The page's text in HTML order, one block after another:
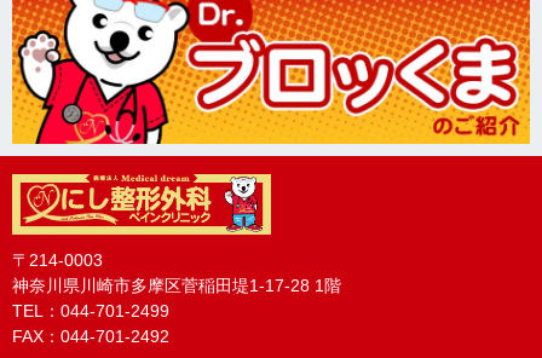
〒214-0003
神奈川県川崎市多摩区菅稲田堤1-17-28 1階
TEL：044-701-2499
FAX：044-701-2492